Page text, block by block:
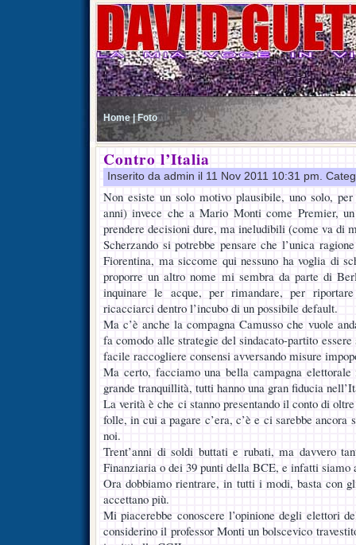
Home | Foto
Contro l’Italia
Inserito da admin il 11 Nov 2011 10:31 pm.
Non esiste un solo motivo plausibile, uno solo,
anni) invece che a Mario Monti come Premier,
prendere decisioni dure, ma ineludibili (come va di
Scherzando si potrebbe pensare che l’unica
Fiorentina, ma siccome qui nessuno ha voglia di
proporre un altro nome mi sembra da parte di
inquinare le acque, per rimandare, per
ricacciarci dentro l’incubo di un possibile default.
Ma c’è anche la compagna Camusso che vuole
fa comodo alle strategie del sindacato-partito
facile raccogliere consensi avversando misure
Ma certo, facciamo una bella campagna
grande tranquillità, tutti hanno una gran fiducia
La verità è che ci stanno presentando il conto di
folle, in cui a pagare c’era, c’è e ci sarebbe ancora
noi.
Trent’anni di soldi buttati e rubati, ma davvero
Finanziaria o dei 39 punti della BCE, e infatti siamo
Ora dobbiamo rientrare, in tutti i modi, basta con
accettano più.
Mi piacerebbe conoscere l’opinione degli elettori
considerino il professor Monti un bolscevico